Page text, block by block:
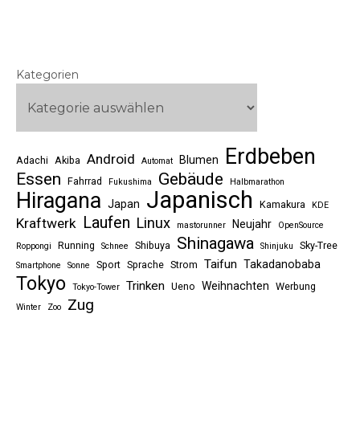
Kategorien
Adachi Akiba Android Automat Blumen Erdbeben
Essen Fahrrad Fukushima Gebäude Halbmarathon
Hiragana Japan Japanisch Kamakura KDE
Kraftwerk Laufen Linux mastorunner Neujahr
OpenSource
Roppongi
Running Schnee Shibuya Shinagawa Shinjuku Sky-Tree
Smartphone Sonne Sport Sprache Strom Taifun Takadanobaba
Tokyo Tokyo-Tower Trinken Ueno Weihnachten Werbung
Winter Zoo Zug